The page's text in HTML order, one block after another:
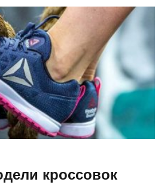
кроссовок